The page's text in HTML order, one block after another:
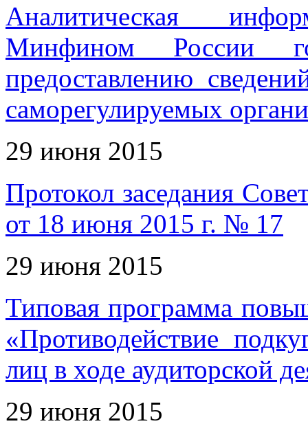
Аналитическая
Минфином России
предоставлению
саморегулируемых
29 июня 2015
Протокол заседания
от 18 июня 2015 г. № 17
29 июня 2015
Типовая программа
«Противодействие
лиц в ходе аудиторской
29 июня 2015